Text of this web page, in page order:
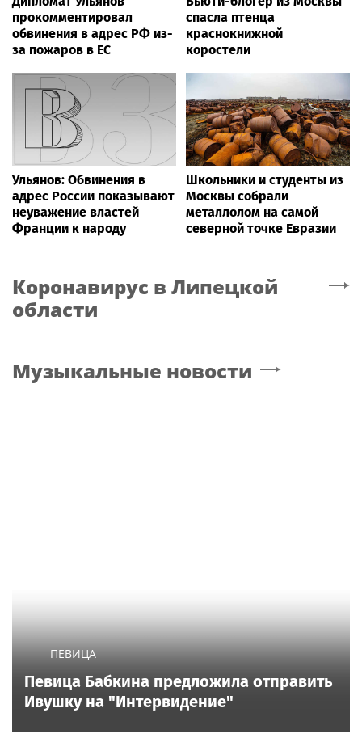
прокомментировал
обвинения в адрес РФ из-
за пожаров в ЕС
спасла птенца
краснокнижной
коростели
Ульянов: Обвинения в
адрес России показывают
неуважение властей
Франции к народу
Школьники и студенты из
Москвы собрали
металлолом на самой
северной точке Евразии
Коронавирус в Липецкой
области
Музыкальные новости
ПЕВИЦА
Певица Бабкина предложила отправить
Ивушку на "Интервидение"